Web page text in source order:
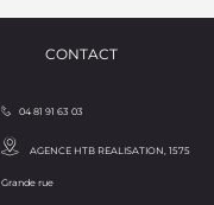
CONTACT
04 81 91 63 03
AGENCE HTB REALISATION, 1575
Grande rue